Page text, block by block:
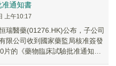
准通知書
上午10:17
瑞醫藥(01276.HK)公布，子公司
限公司收到國家藥監局核准簽發
片的《藥物臨床試驗批准通知